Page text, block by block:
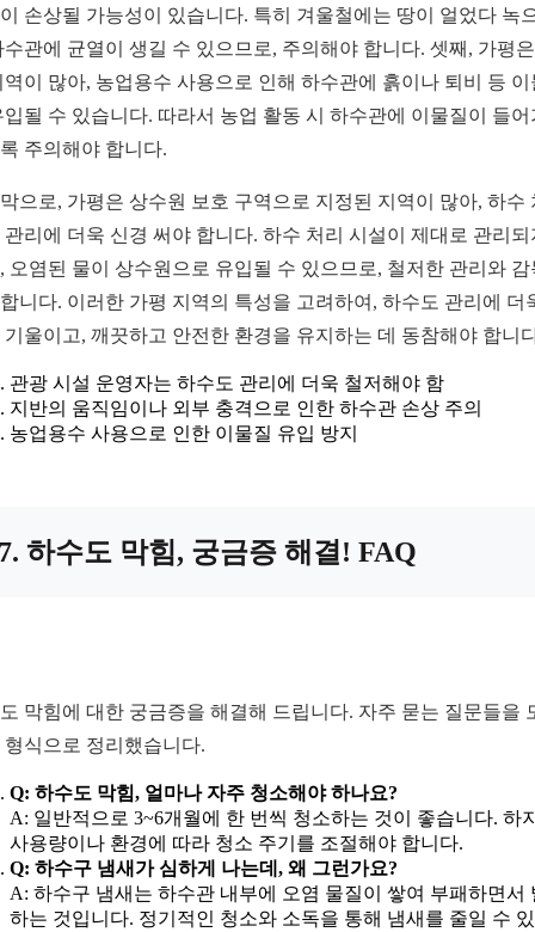
손상될 가능성이 있습니다. 특히 겨울철에는 땅이 얼었다 녹
수관에 균열이 생길 수 있으므로, 주의해야 합니다. 셋째, 가평
역이 많아, 농업용수 사용으로 인해 하수관에 흙이나 퇴비 등 이
입될 수 있습니다. 따라서 농업 활동 시 하수관에 이물질이 들어
주의해야 합니다.
으로, 가평은 상수원 보호 구역으로 지정된 지역이 많아, 하수
관리에 더욱 신경 써야 합니다. 하수 처리 시설이 제대로 관리되
오염된 물이 상수원으로 유입될 수 있으므로, 철저한 관리와 감
니다. 이러한 가평 지역의 특성을 고려하여, 하수도 관리에 더
기울이고, 깨끗하고 안전한 환경을 유지하는 데 동참해야 합니
관광 시설 운영자는 하수도 관리에 더욱 철저해야 함
지반의 움직임이나 외부 충격으로 인한 하수관 손상 주의
농업용수 사용으로 인한 이물질 유입 방지
하수도 막힘, 궁금증 해결! FAQ
막힘에 대한 궁금증을 해결해 드립니다. 자주 묻는 질문들을
형식으로 정리했습니다.
Q: 하수도 막힘, 얼마나 자주 청소해야 하나요?
A: 일반적으로 3~6개월에 한 번씩 청소하는 것이 좋습니다. 하
사용량이나 환경에 따라 청소 주기를 조절해야 합니다.
Q: 하수구 냄새가 심하게 나는데, 왜 그런가요?
A: 하수구 냄새는 하수관 내부에 오염 물질이 쌓여 부패하면서
하는 것입니다. 정기적인 청소와 소독을 통해 냄새를 줄일 수